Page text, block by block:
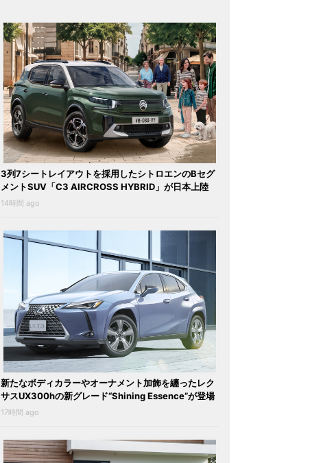
3列7シートレイアウトを採用したシトロエンのBセグ
メントSUV「C3 AIRCROSS HYBRID」が日本上陸
14時間 ago
新たなボディカラーやオーナメント加飾を纏ったレク
サスUX300hの新グレード“Shining Essence”が登場
17時間 ago